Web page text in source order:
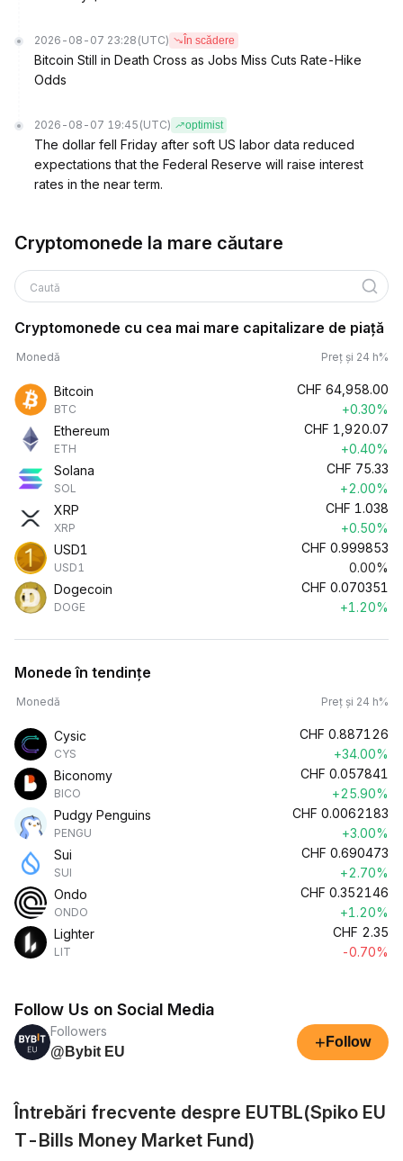
2026-08-07 23:28 (UTC) În scădere
Bitcoin Still in Death Cross as Jobs Miss Cuts Rate-Hike
Odds
2026-08-07 19:45 (UTC) optimist
The dollar fell Friday after soft US labor data reduced
expectations that the Federal Reserve will raise interest
rates in the near term.
Cryptomonede la mare căutare
Caută
Cryptomonede cu cea mai mare capitalizare de piață
Monedă Preț și 24 h%
Bitcoin
BTC
CHF 64,958.00
+0.30%
Ethereum
ETH
CHF 1,920.07
+0.40%
Solana
SOL
CHF 75.33
+2.00%
XRP
XRP
CHF 1.038
+0.50%
USD1
USD1
CHF 0.999853
0.00%
Dogecoin
DOGE
CHF 0.070351
+1.20%
Monede în tendințe
Monedă Preț și 24 h%
Cysic
CYS
CHF 0.887126
+34.00%
Biconomy
BICO
CHF 0.057841
+25.90%
Pudgy Penguins
PENGU
CHF 0.0062183
+3.00%
Sui
SUI
CHF 0.690473
+2.70%
Ondo
ONDO
CHF 0.352146
+1.20%
Lighter
LIT
CHF 2.35
-0.70%
Follow Us on Social Media
Followers
@Bybit EU
+ Follow
Întrebări frecvente despre EUTBL(Spiko EU
T-Bills Money Market Fund)